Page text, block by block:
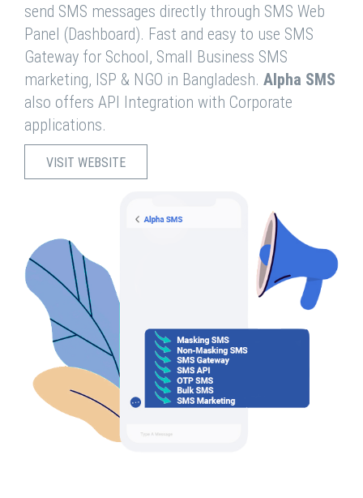
send SMS messages directly through SMS Web
Panel (Dashboard). Fast and easy to use SMS
Gateway for School, Small Business SMS
marketing, ISP & NGO in Bangladesh. Alpha SMS
also offers API Integration with Corporate
applications.
VISIT WEBSITE